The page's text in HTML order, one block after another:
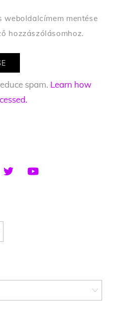
weboldalcímem mentése
hozzászólásomhoz.
spam. Learn how